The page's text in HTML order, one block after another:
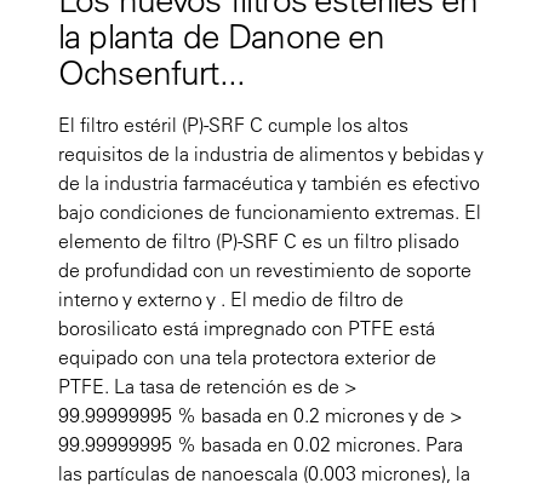
la planta de Danone en
Ochsenfurt...
El filtro estéril (P)-SRF C cumple los altos
requisitos de la industria de alimentos y bebidas y
de la industria farmacéutica y también es efectivo
bajo condiciones de funcionamiento extremas. El
elemento de filtro (P)-SRF C es un filtro plisado
de profundidad con un revestimiento de soporte
interno y externo y . El medio de filtro de
borosilicato está impregnado con PTFE está
equipado con una tela protectora exterior de
PTFE. La tasa de retención es de >
99.99999995 % basada en 0.2 micrones y de >
99.99999995 % basada en 0.02 micrones. Para
las partículas de nanoescala (0.003 micrones), la